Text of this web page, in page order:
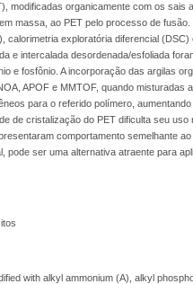
modificadas organicamente com os sais
massa, ao PET pelo processo de
exploratória diferencial
e intercalada desordenada/esfoliada
e fosfônio. A incorporação das argilas
APOF e MMTOF, quando misturadas
para o referido polímero,
de cristalização do PET dificulta seu uso
comportamento semelhante
ser uma alternativa atraente para
with alkyl ammonium (A), alkyl